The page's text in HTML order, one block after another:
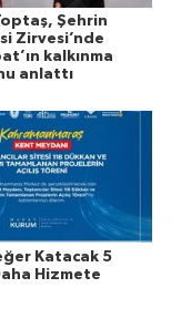
Şehrin
Zirvesi’nde
kalkınma
anlattı
Katacak 5
Hizmete